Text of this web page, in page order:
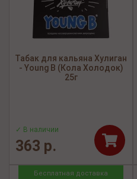
Табак для кальяна Хулиган
- Young B (Кола Холодок)
25г
✓ В наличии
363 р.
Бесплатная доставка